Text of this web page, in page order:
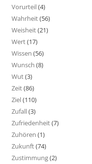
Vorurteil(4)
Wahrheit(56)
Weisheit(21)
Wert(17)
Wissen (56)
Wunsch (8)
Wut(3)
Zeit(86)
Ziel(110)
Zufall(3)
Zufriedenheit(7)
Zuhören (1)
Zukunft(74)
Zustimmung(2)